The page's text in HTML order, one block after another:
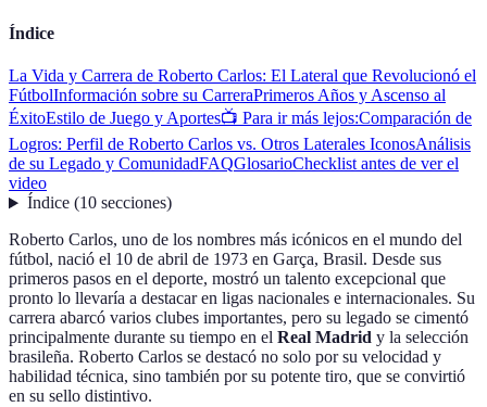
Índice
La Vida y Carrera de Roberto Carlos: El Lateral que Revolucionó el
FútbolInformación sobre su CarreraPrimeros Años y Ascenso al
ÉxitoEstilo de Juego y Aportes📺 Para ir más lejos:Comparación de
Logros: Perfil de Roberto Carlos vs. Otros Laterales IconosAnálisis
de su Legado y ComunidadFAQGlosarioChecklist antes de ver el
video
Índice(10 secciones)
Roberto Carlos, uno de los nombres más icónicos en el mundo del
fútbol, nació el 10 de abril de 1973 en Garça, Brasil. Desde sus
primeros pasos en el deporte, mostró un talento excepcional que
pronto lo llevaría a destacar en ligas nacionales e internacionales. Su
carrera abarcó varios clubes importantes, pero su legado se cimentó
principalmente durante su tiempo en el Real Madrid y la selección
brasileña. Roberto Carlos se destacó no solo por su velocidad y
habilidad técnica, sino también por su potente tiro, que se convirtió
en su sello distintivo.